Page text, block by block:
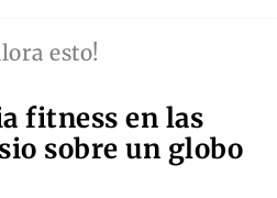
esto!
fitness en las
sobre un globo